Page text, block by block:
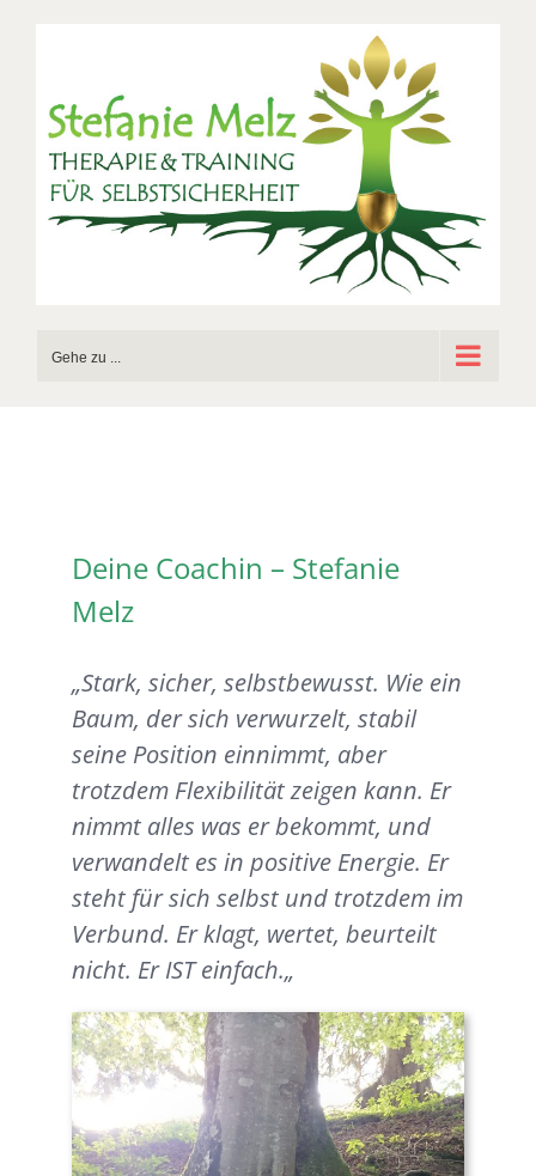
Gehe zu ...
Deine Coachin – Stefanie
Melz
„Stark, sicher, selbstbewusst. Wie ein
Baum, der sich verwurzelt, stabil
seine Position einnimmt, aber
trotzdem Flexibilität zeigen kann. Er
nimmt alles was er bekommt, und
verwandelt es in positive Energie. Er
steht für sich selbst und trotzdem im
Verbund. Er klagt, wertet, beurteilt
nicht. Er IST einfach.„